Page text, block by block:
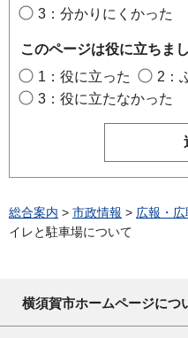
3：分かりにくかった
このページは役に立ちま
1：役に立った
2：
3：役に立たなかった
総合案内 > 市政情報 > 広報・広
イレと駐車場について
横須賀市ホームページにつ